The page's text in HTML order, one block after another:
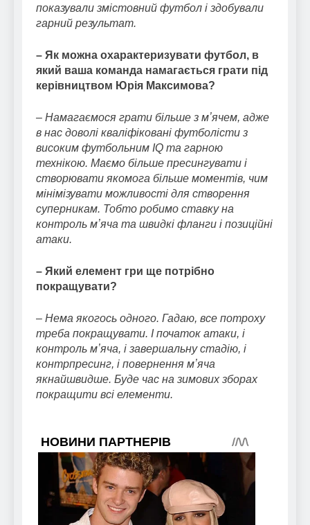
показували змістовний футбол і здобували
гарний результат.
– Як можна охарактеризувати футбол, в
який ваша команда намагається грати під
керівництвом Юрія Максимова?
– Намагаємося грати більше з мʼячем, адже
в нас доволі кваліфіковані футболісти з
високим футбольним IQ та гарною
технікою. Маємо більше пресингувати і
створювати якомога більше моментів, чим
мінімізувати можливості для створення
суперникам. Тобто робимо ставку на
контроль мʼяча та швидкі фланги і позиційні
атаки.
– Який елемент гри ще потрібно
покращувати?
– Нема якогось одного. Гадаю, все потроху
треба покращувати. І початок атаки, і
контроль мʼяча, і завершальну стадію, і
контрпресинг, і повернення мʼяча
якнайшвидше. Буде час на зимових зборах
покращити всі елементи.